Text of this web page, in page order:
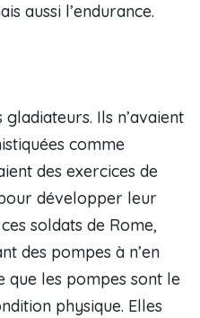
aussi l’endurance.
Ils n’avaient
comme
des exercices de
développer leur
soldats de Rome,
des pompes à n’en
que les pompes sont le
physique. Elles